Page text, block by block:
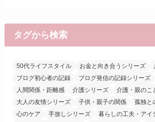
タグから検索
50代ライフスタイル お金と向き合うシリーズ
ブログ初心者の記録
ブログ発信の記録シリーズ
人間関係・距離感
介護シリーズ 介護・親のこ
大人の友情シリーズ
子供・親子の関係
孤独と
心のケア
手放しシリーズ
暮らしの工夫・アイ